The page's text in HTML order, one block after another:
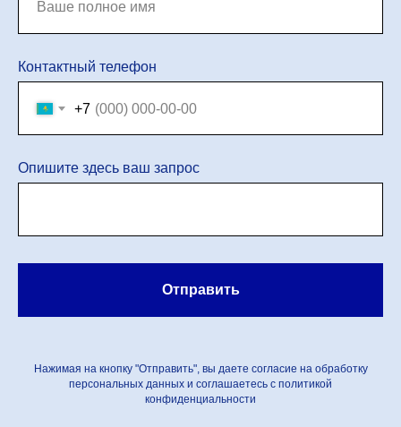
Контактный телефон
+7
Опишите здесь ваш запрос
Отправить
Нажимая на кнопку "Отправить", вы даете согласие на обработку
персональных данных и соглашаетесь c политикой
конфиденциальности